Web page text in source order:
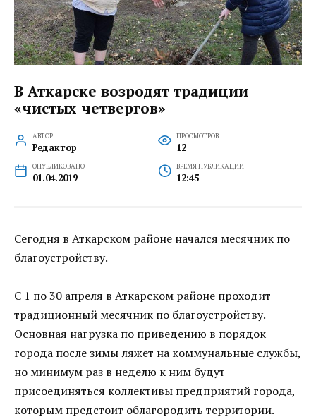
В Аткарске возродят традиции
«чистых четвергов»
АВТОР
Редактор
ПРОСМОТРОВ
12
ОПУБЛИКОВАНО
01.04.2019
ВРЕМЯ ПУБЛИКАЦИИ
12:45
Сегодня в Аткарском районе начался месячник по
благоустройству.
С 1 по 30 апреля в Аткарском районе проходит
традиционный месячник по благоустройству.
Основная нагрузка по приведению в порядок
города после зимы ляжет на коммунальные службы,
но минимум раз в неделю к ним будут
присоединяться коллективы предприятий города,
которым предстоит облагородить территории.